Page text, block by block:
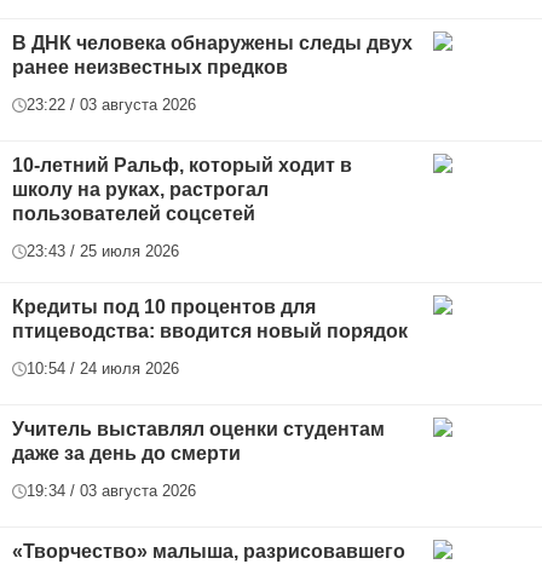
В ДНК человека обнаружены следы двух
ранее неизвестных предков
23:22 / 03 августа 2026
10-летний Ральф, который ходит в
школу на руках, растрогал
пользователей соцсетей
23:43 / 25 июля 2026
Кредиты под 10 процентов для
птицеводства: вводится новый порядок
10:54 / 24 июля 2026
Учитель выставлял оценки студентам
даже за день до смерти
19:34 / 03 августа 2026
«Творчество» малыша, разрисовавшего